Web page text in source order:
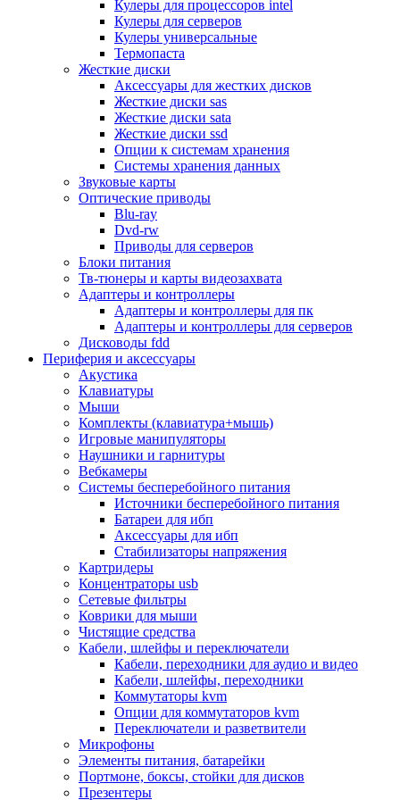
Микрофоны
Элементы питания, батарейки
Портмоне, боксы, стойки для дисков
Презентеры
Виртуальные очки
Аксессуары и опции для ноутбуков
Клавиатуры для ноутбуков
Сумки
Адаптеры и зарядные устройства
Подставки
Док станции, порт репликаторы
Батареи
Разное
Носители информации
Внешние жесткие диски
Карты памяти
Оптические носители
Blu-ray
Cd-r
Cd-rw
Dvd-r
Dvdrw
Серверы
Программное обеспечение
Операционные системы
Антивирусное по
Офисные приложения
Неттопы, тонкие клиенты, платформы nuc
Микрокомпьютеры
Опции для компьютеров
Бытовая техника
Кухонная техника
Блендеры, измельчители
Блинницы
Вакуумные упаковщики
Весы кухонные
Гриль
Дистилляторы
Йогуртницы
Кофеварки и кофемашины
Кофемолки
Кухонные комбайны
Ломтерезки
Микроволновые печи
Миксеры
Мини-печи
Мойки
Мультиварки
Кулеры для процессоров intel
Кулеры для серверов
Кулеры универсальные
Термопаста
Жесткие диски
Аксессуары для жестких дисков
Жесткие диски sas
Жесткие диски sata
Жесткие диски ssd
Опции к системам хранения
Системы хранения данных
Звуковые карты
Оптические приводы
Blu-ray
Dvd-rw
Приводы для серверов
Блоки питания
Тв-тюнеры и карты видеозахвата
Адаптеры и контроллеры
Адаптеры и контроллеры для пк
Адаптеры и контроллеры для серверов
Дисководы fdd
Периферия и аксессуары
Акустика
Клавиатуры
Мыши
Комплекты (клавиатура+мышь)
Игровые манипуляторы
Наушники и гарнитуры
Вебкамеры
Системы бесперебойного питания
Источники бесперебойного питания
Батареи для ибп
Аксессуары для ибп
Стабилизаторы напряжения
Картридеры
Концентраторы usb
Сетевые фильтры
Коврики для мыши
Чистящие средства
Кабели, шлейфы и переключатели
Кабели, переходники для аудио и видео
Кабели, шлейфы, переходники
Коммутаторы kvm
Опции для коммутаторов kvm
Переключатели и разветвители
Микрофоны
Элементы питания, батарейки
Портмоне, боксы, стойки для дисков
Презентеры